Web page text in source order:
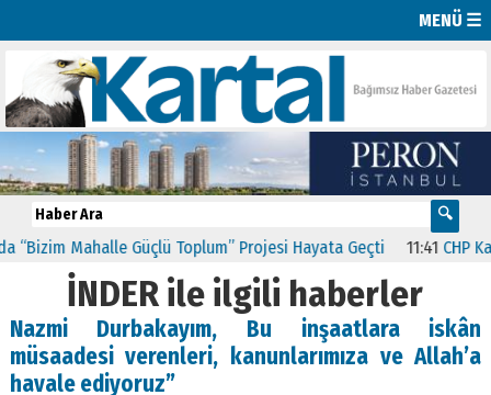
MENÜ ☰
Mahalle Güçlü Toplum” Projesi Hayata Geçti 11:41 CHP
İNDER ile ilgili haberler
Nazmi Durbakayım, Bu inşaatlara iskân
müsaadesi verenleri, kanunlarımıza ve Allah’a
havale ediyoruz”